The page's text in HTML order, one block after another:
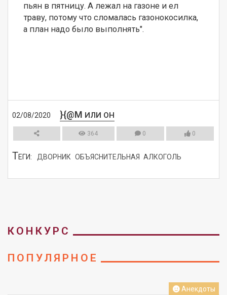
пьян в пятницу. А лежал на газоне и ел
траву, потому что сломалась газонокосилка,
а план надо было выполнять".
02/08/2020 }{@M ИЛИ ОН
364 0 0
ТЕГИ: ДВОРНИК ОБЪЯСНИТЕЛЬНАЯ АЛКОГОЛЬ
КОНКУРС
ПОПУЛЯРНОЕ
Анекдоты